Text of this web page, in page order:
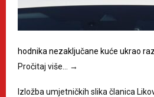
hodnika nezaključane kuće ukrao
Pročitaj više…
→
Izložba umjetničkih slika članica